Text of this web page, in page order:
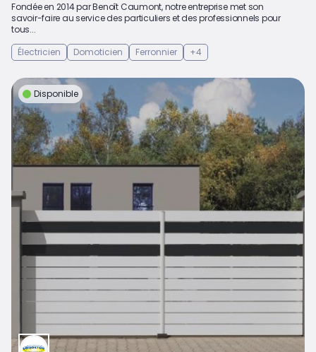
Fondée en 2014 par Benoît Caumont, notre entreprise met son
savoir-faire au service des particuliers et des professionnels pour
tous...
Électricien
Domoticien Ferronnier +4
Disponible